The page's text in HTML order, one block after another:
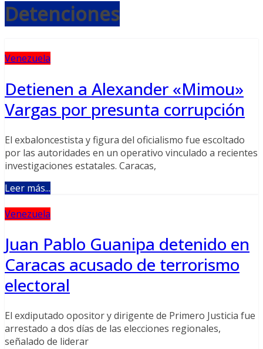
Detenciones
Venezuela
Detienen a Alexander «Mimou»
Vargas por presunta corrupción
El exbaloncestista y figura del oficialismo fue escoltado
por las autoridades en un operativo vinculado a recientes
investigaciones estatales. Caracas,
Leer más...
Venezuela
Juan Pablo Guanipa detenido en
Caracas acusado de terrorismo
electoral
El exdiputado opositor y dirigente de Primero Justicia fue
arrestado a dos días de las elecciones regionales,
señalado de liderar